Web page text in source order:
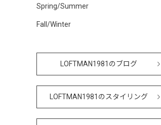
Spring/Summer
Fall/Winter
LOFTMAN1981のブログ
LOFTMAN1981のスタイリング